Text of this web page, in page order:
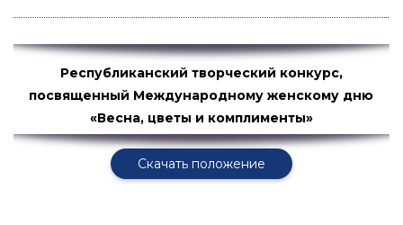
Республиканский творческий конкурс,
посвященный Международному женскому дню
«Весна, цветы и комплименты»
Скачать положение